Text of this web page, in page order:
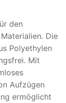
den
Die
Polyethylen
Mit
Aufzügen
ermöglicht